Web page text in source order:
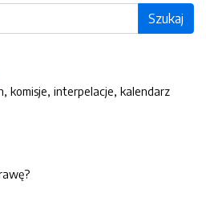
Szukaj
komisje, interpelacje, kalendarz